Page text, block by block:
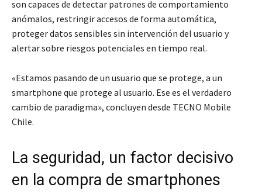
son capaces de detectar patrones de comportamiento
anómalos, restringir accesos de forma automática,
proteger datos sensibles sin intervención del usuario y
alertar sobre riesgos potenciales en tiempo real.
«Estamos pasando de un usuario que se protege, a un
smartphone que protege al usuario. Ese es el verdadero
cambio de paradigma», concluyen desde TECNO Mobile
Chile.
La seguridad, un factor decisivo
en la compra de smartphones